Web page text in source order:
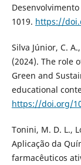
1019. https://
Silva Júnior, C.
(2024). The role
Green and
educational
https://doi.org/
Tonini, M. D. L.,
Aplicação da
farmacêuticos